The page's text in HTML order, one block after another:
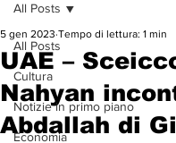
All Posts
Cultura
Notizie in primo piano
Economia
All Posts
UAE –
Nahyan
Abdallah di
5 gen 2023 Tempo di lettura: 1 min